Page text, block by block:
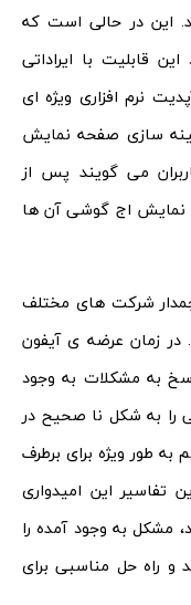
این در حالی است که
قابلیت با ایراداتی
نرم افزاری ویژه ای
و بهینه سازی صفحه نمایش
می گویند پس از
نمایش اج گوشی آن ها
شرکت های مختلف
در زمان عرضه ی آیفون
به مشکلات به وجود
را به شکل نا صحیح در
طور ویژه برای برطرف
این امیدواری
مشکل به وجود آمده را
و راه حل مناسبی برای